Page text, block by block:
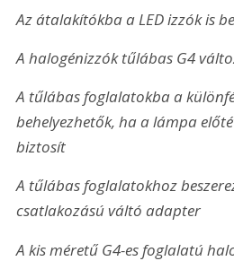
Az átalakítókba a LED izzók is
A halogénizzók tűlábas G4
A tűlábas foglalatokba a
behelyezhetők, ha a lámpa
biztosít
A tűlábas foglalatokhoz
csatlakozású váltó adapter
A kis méretű G4-es foglalatú